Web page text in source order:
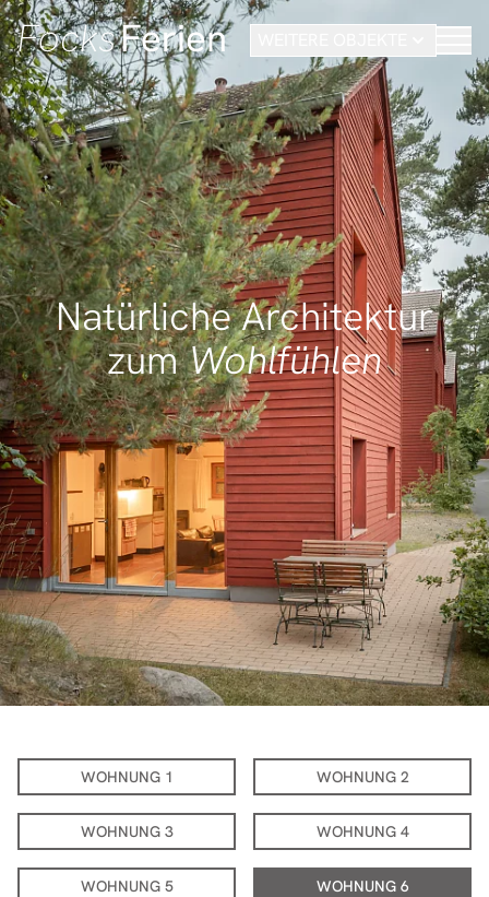
Natürliche Architektur
zumWohlfühlen
WOHNUNG 1 WOHNUNG 2
WOHNUNG 3 WOHNUNG 4
WOHNUNG 5 WOHNUNG 6